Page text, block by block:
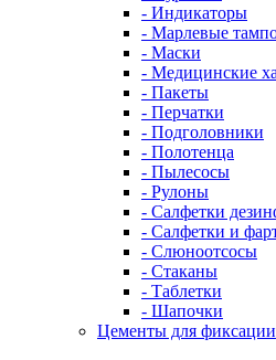
- Индикаторы
- Марлевые
- Маски
- Медицинские
- Пакеты
- Перчатки
- Подголовники
- Полотенца
- Пылесосы
- Рулоны
- Салфетки
- Салфетки и
- Слюноотсосы
- Стаканы
- Таблетки
- Шапочки
Цементы для фиксации